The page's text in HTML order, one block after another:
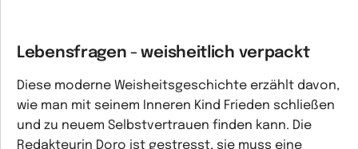
Lebensfragen - weisheitlich verpackt
Diese moderne Weisheitsgeschichte erzählt davon,
wie man mit seinem Inneren Kind Frieden schließen
und zu neuem Selbstvertrauen finden kann. Die
Redakteurin Doro ist gestresst, sie muss eine